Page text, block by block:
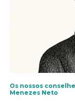
Os nossos
Menezes Neto